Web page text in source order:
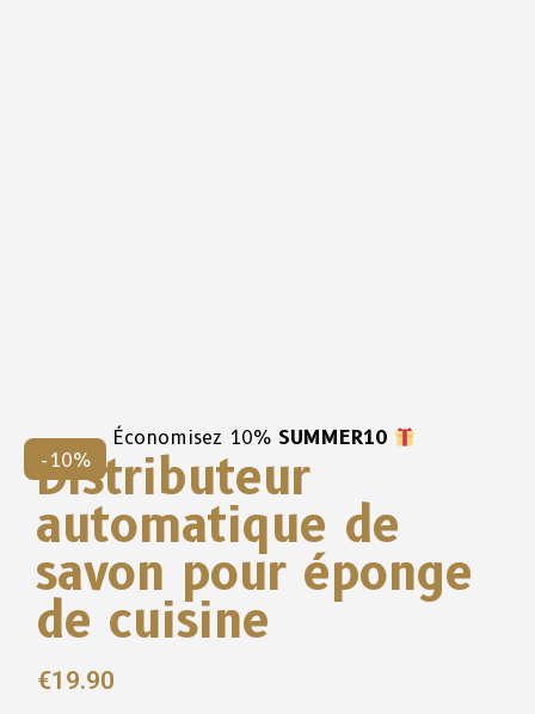
-10%
Économisez 10% SUMMER10
Distributeur
automatique de
savon pour éponge
de cuisine
€19.90